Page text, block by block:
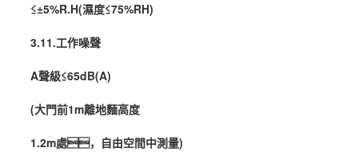
≤±5%R.H(濕度≤75%RH)
3.11.工作噪聲
A聲級≤65dB(A)
(大門前1m離地麵高度
1.2m處，自由空間中測量)